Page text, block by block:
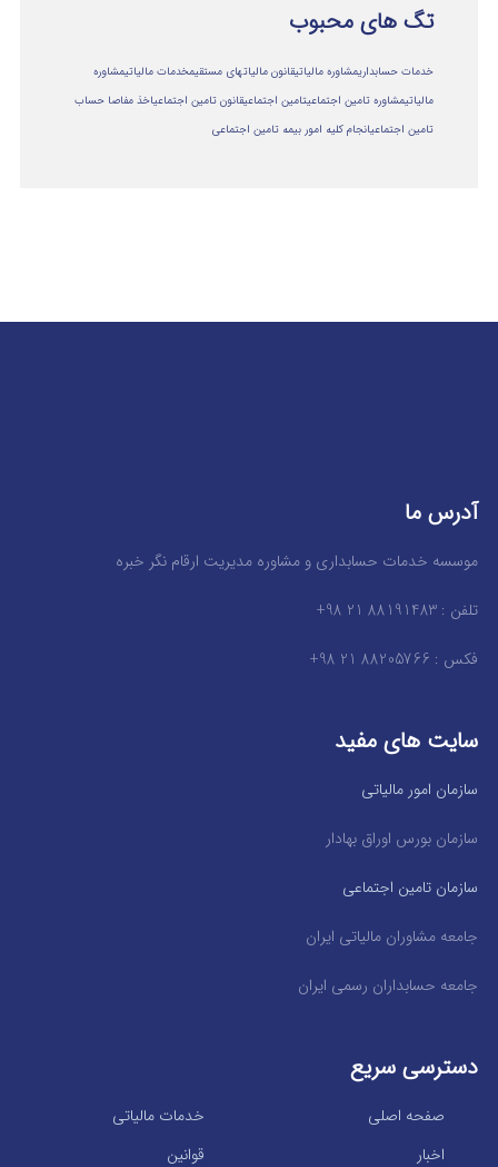
تگ های محبوب
خدمات حسابداریمشاوره مالیاتیقانون مالیاتهای مستقیمخدمات مالیاتیمشاوره
مالياتيمشاوره تامین اجتماعیتامین اجتماعیقانون تامین اجتماعیاخذ مفاصا حساب
تامین اجتماعیانجام کلیه امور بیمه تامین اجتماعی
آدرس ما
موسسه خدمات حسابداری و مشاوره مدیریت ارقام نگر خبره
تلفن : 88191483 21 98+
فکس : 88205766 21 98+
سایت های مفید
سازمان امور مالیاتی
سازمان بورس اوراق بهادار
سازمان تامین اجتماعی
جامعه مشاوران مالیاتی ایران
جامعه حسابداران رسمی ایران
دسترسی سریع
خدمات مالیاتی
صفحه اصلی
قوانین
اخبار